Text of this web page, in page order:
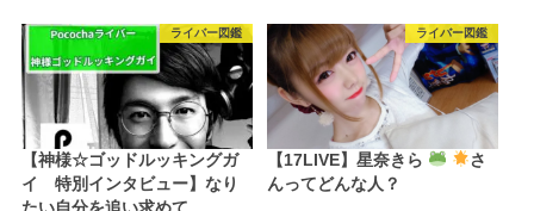
ライバー図鑑
【神様☆ゴッドルッキングガ
イ 特別インタビュー】なり
ライバー図鑑
【17LIVE】星奈きら
さ
んってどんな人？